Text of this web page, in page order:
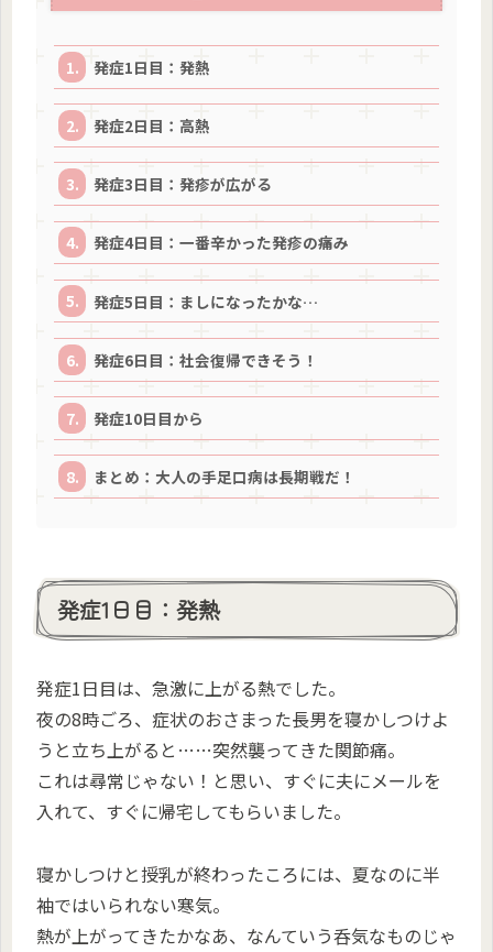
発症1日目：発熱
発症2日目：高熱
発症3日目：発疹が広がる
発症4日目：一番辛かった発疹の痛み
発症5日目：ましになったかな…
発症6日目：社会復帰できそう！
発症10日目から
まとめ：大人の手足口病は長期戦だ！
発症1日目：発熱
発症1日目は、急激に上がる熱でした。
夜の8時ごろ、症状のおさまった長男を寝かしつけよ
うと立ち上がると……突然襲ってきた関節痛。
これは尋常じゃない！と思い、すぐに夫にメールを
入れて、すぐに帰宅してもらいました。
寝かしつけと授乳が終わったころには、夏なのに半
袖ではいられない寒気。
熱が上がってきたかなあ、なんていう呑気なものじゃ